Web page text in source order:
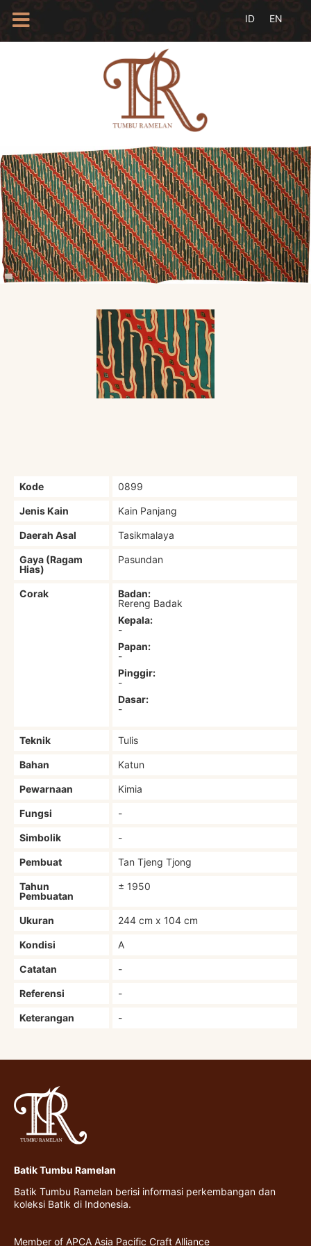
PROFIL
INSAN
BATIK
KAMUS
BATIK
KATALOG
BATIK
TANYA
Kode 0899
Jenis Kain Kain Panjang
Daerah Asal Tasikmalaya
Gaya (Ragam
Hias)
Pasundan
Corak
Badan:
Rereng Badak
Kepala:
-
Papan:
-
Pinggir:
-
Dasar:
-
Teknik Tulis
Bahan Katun
Pewarnaan Kimia
Fungsi -
Simbolik -
Pembuat Tan Tjeng Tjong
Tahun
Pembuatan
± 1950
Ukuran 244 cm x 104 cm
Kondisi A
Catatan -
Referensi -
Keterangan -
Batik Tumbu Ramelan
Batik Tumbu Ramelan berisi informasi perkembangan dan
koleksi Batik di Indonesia.
Member of APCA Asia Pacific Craft Alliance